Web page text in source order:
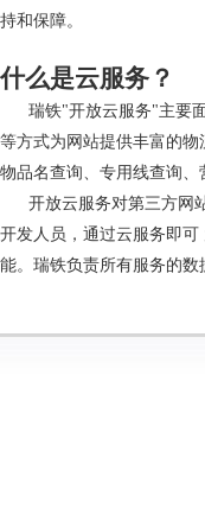
持和保障。
什么是云服务？
瑞铁"开放云服务"主要
等方式为网站提供丰富的
物品名查询、专用线查询、
开放云服务对第三方网
开发人员，通过云服务即
能。瑞铁负责所有服务的数